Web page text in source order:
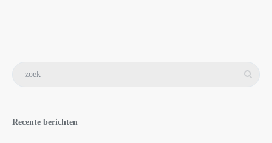
Recente berichten